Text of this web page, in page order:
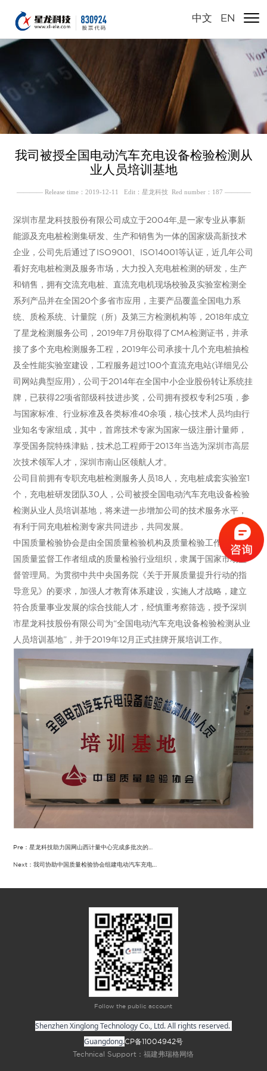
中文 EN
我司被授全国电动汽车充电设备检验检测从
业人员培训基地
———— Release time：2019-12-11 Edit：星龙科技 Red number：187 ————
深圳市星龙科技股份有限公司成立于2004年,是一家专业从事新
能源及充电桩检测集研发、生产和销售为一体的国家级高新技术
企业，公司先后通过了ISO9001、ISO14001等认证，近几年公司
看好充电桩检测及服务市场，大力投入充电桩检测的研发，生产
和销售，拥有交流充电桩、直流充电机现场校验及实验室检测全
系列产品并在全国20个多省市应用，主要产品覆盖全国电力系
统、质检系统、计量院（所）及第三方检测机构等，2018年成立
了星龙检测服务公司，2019年7月份取得了CMA检测证书，并承
接了多个充电检测服务工程，2019年公司承接十几个充电桩抽检
及全性能实验室建设，工程服务超过100个直流充电站(详细见公
司网站典型应用)，公司于2014年在全国中小企业股份转让系统挂
牌，已获得22项省部级科技进步奖，公司拥有授权专利25项，参
与国家标准、行业标准及各类标准40余项，核心技术人员均由行
业知名专家组成，其中，首席技术专家为国家一级注册计量师，
享受国务院特殊津贴，技术总工程师于2013年当选为深圳市高层
次技术领军人才，深圳市南山区领航人才。
公司目前拥有专职充电桩检测服务人员18人，充电桩成套实验室1
个，充电桩研发团队30人，公司被授全国电动汽车充电设备检验
检测从业人员培训基地，将来进一步增加公司的技术服务水平，
有利于同充电桩检测专家共同进步，共同发展。
中国质量检验协会是由全国质量检验机构及质量检验工作者和全
国质量监督工作者组成的质量检验行业组织，隶属于国家市场监
督管理局。为贯彻中共中央国务院《关于开展质量提升行动的指
导意见》的要求，加强人才教育体系建设，实施人才战略，建立
符合质量事业发展的综合技能人才，经慎重考察筛选，授予深圳
市星龙科技股份有限公司为“全国电动汽车充电设备检验检测从业
人员培训基地”，并于2019年12月正式挂牌开展培训工作。
Pre：星龙科技助力国网山西计量中心完成多批次的…
Next：我司协助中国质量检验协会组建电动汽车充电…
Follow the public account
Shenzhen Xinglong Technology Co., Ltd. All rights reserved.
Guangdong.CP备11004942号
Technical Support：福建弗瑞格网络